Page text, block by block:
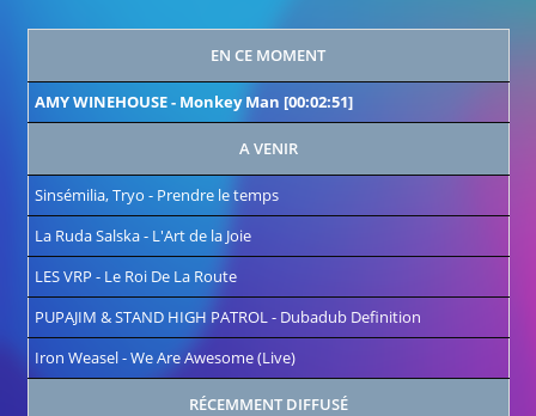
EN CE MOMENT
AMY WINEHOUSE- Monkey Man [00:02:51]
A VENIR
Sinsémilia, Tryo - Prendre le temps
La Ruda Salska- L'Art de la Joie
LES VRP - Le Roi De La Route
PUPAJIM & STAND HIGH PATROL- Dubadub Definition
Iron Weasel-We Are Awesome (Live)
RÉCEMMENT DIFFUSÉ